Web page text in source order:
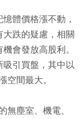
體價格漲不動，
跌的疑慮，相關
會發放高股利。
引買盤，其中以
間最大。
無塵室、機電、